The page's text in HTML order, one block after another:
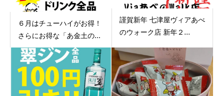
６月はチューハイがお得！
さらにお得な「あ金土の...
謹賀新年 七津屋ヴィアあべ
のウォーク店 新年２...